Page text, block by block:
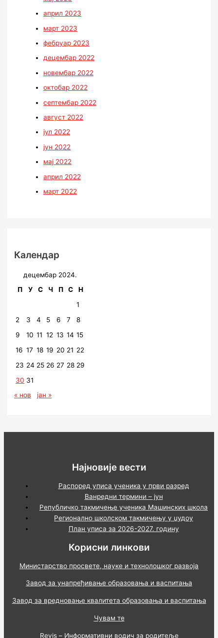
април 2023
март 2023
фебруар 2023
децембар 2022
новембар 2022
октобар 2022
септембар 2022
август 2022
јул 2022
јун 2022
мај 2022
април 2022
март 2022
Календар
децембар 2024.
П
У С Ч П С
Н
1
2
3 4 5 6 7
8
9
10 11 12 13 14 15
16 17 18 19 20 21 22
23 24 25 26 27 28 29
30 31
« нов
јан »
Најновије вести
Распоред уписа ученика у први разред
Ванредни термини – јун
Републичко такмичење ученика Машинских школа
Регионално школском такмичењу у џудоу
План уписа за 2026-2027. годину
Корисни линкови
Министарство просвете, науке и технолошког развоја
Завод за унапређивање образовања и васпитања
Завод за вредновање квалитета образовања и васпитања
Чувам те
Revis – Информативни водич за родитеље